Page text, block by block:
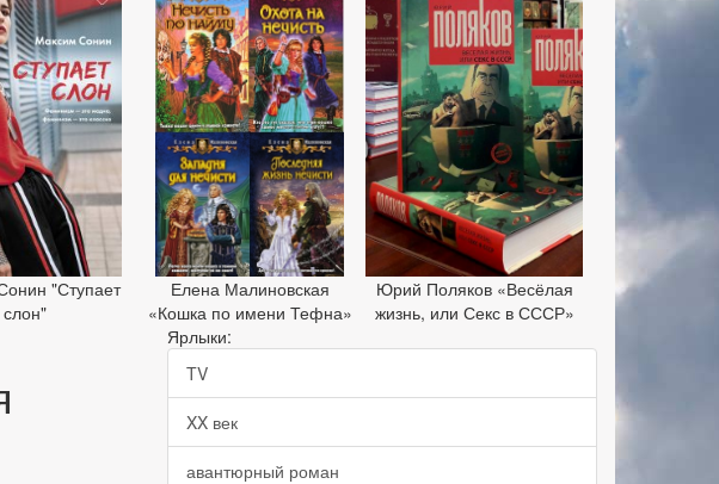
"Ступает
слон"
Елена Малиновская
«Кошка по имени Тефна»
Юрий Поляков «Весёлая
жизнь, или Секс в СССР»
Ярлыки:
TV
XX век
авантюрный роман